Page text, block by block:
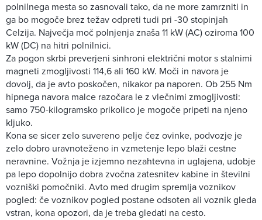
polnilnega mesta so zasnovali tako, da ne more zamrzniti in
ga bo mogoče brez težav odpreti tudi pri -30 stopinjah
Celzija. Največja moč polnjenja znaša 11 kW (AC) oziroma 100
kW (DC) na hitri polnilnici.
Za pogon skrbi preverjeni sinhroni električni motor s stalnimi
magneti zmogljivosti 114,6 ali 160 kW. Moči in navora je
dovolj, da je avto poskočen, nikakor pa naporen. Ob 255 Nm
hipnega navora malce razočara le z vlečnimi zmogljivosti:
samo 750-kilogramsko prikolico je mogoče pripeti na njeno
kljuko.
Kona se sicer zelo suvereno pelje čez ovinke, podvozje je
zelo dobro uravnoteženo in vzmetenje lepo blaži cestne
neravnine. Vožnja je izjemno nezahtevna in uglajena, udobje
pa lepo dopolnijo dobra zvočna zatesnitev kabine in številni
vozniški pomočniki. Avto med drugim spremlja voznikov
pogled: če voznikov pogled postane odsoten ali voznik gleda
vstran, kona opozori, da je treba gledati na cesto.